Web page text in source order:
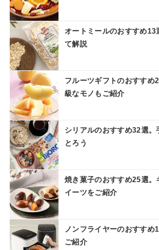
オートミールのおすすめ
て解説
フルーツギフトのおすすめ
級なモノもご紹介
シリアルのおすすめ32選
とろう
焼き菓子のおすすめ25選。
イーツをご紹介
ノンフライヤーのおすすめ
ご紹介